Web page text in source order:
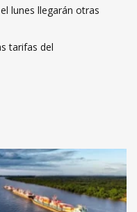
lunes llegarán otras
tarifas del